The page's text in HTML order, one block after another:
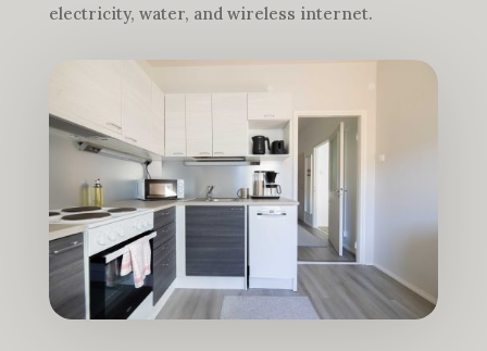
electricity, water, and wireless internet.